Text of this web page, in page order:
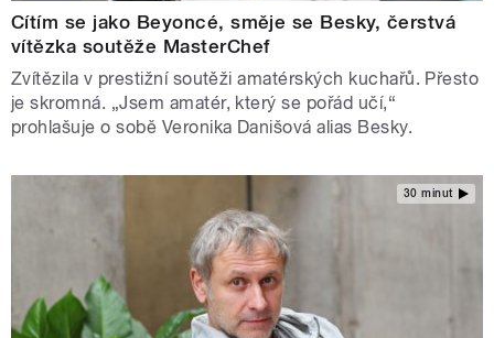
Cítím se jako Beyoncé, směje se Besky, čerstvá
vítězka soutěže MasterChef
Zvítězila v prestižní soutěži amatérských kuchařů. Přesto
je skromná. „Jsem amatér, který se pořád učí,“
prohlašuje o sobě Veronika Danišová alias Besky.
30 minut